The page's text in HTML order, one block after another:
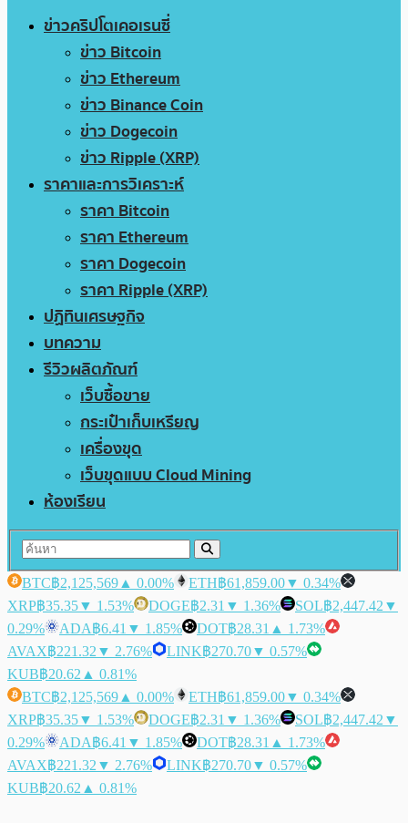
ข่าวคริปโตเคอเรนซี่
ข่าว Bitcoin
ข่าว Ethereum
ข่าว Binance Coin
ข่าว Dogecoin
ข่าว Ripple (XRP)
ราคาและการวิเคราะห์
ราคา Bitcoin
ราคา Ethereum
ราคา Dogecoin
ราคา Ripple (XRP)
ปฏิทินเศรษฐกิจ
บทความ
รีวิวผลิตภัณฑ์
เว็บซื้อขาย
กระเป๋าเก็บเหรียญ
เครื่องขุด
เว็บขุดแบบ Cloud Mining
ห้องเรียน
BTC฿2,125,569 ▲ 0.00% ETH฿61,859.00▼ 0.34%
XRP฿35.35▼ 1.53% DOGE฿2.31 ▼ 1.36% SOL฿2,447.42 ▼
0.29%
ADA฿6.41 ▼ 1.85% DOT฿28.31 ▲ 1.73%
AVAX฿221.32 ▼ 2.76% LINK฿270.70▼ 0.57%
KUB฿20.62 ▲ 0.81%
BTC฿2,125,569 ▲ 0.00% ETH฿61,859.00▼ 0.34%
XRP฿35.35▼ 1.53% DOGE฿2.31 ▼ 1.36% SOL฿2,447.42 ▼
0.29%
ADA฿6.41 ▼ 1.85% DOT฿28.31 ▲ 1.73%
AVAX฿221.32 ▼ 2.76% LINK฿270.70▼ 0.57%
KUB฿20.62 ▲ 0.81%